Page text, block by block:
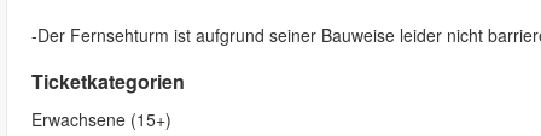
-Der Fernsehturm ist aufgrund seiner Bauweise leider nicht
Ticketkategorien
Erwachsene (15+)